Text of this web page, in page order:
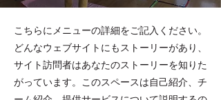
​こちらにメニューの詳細をご記入ください。
どんなウェブサイトにもストーリーがあり、
サイト訪問者はあなたのストーリーを知りた
がっています。このスペースは自己紹介、チ